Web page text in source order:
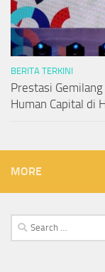
BERITA TERKINI
Prestasi
Human Capital di
MORE
Search
for: